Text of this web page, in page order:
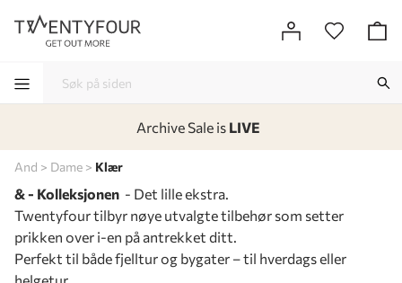
And Dame Klær
& - Kolleksjonen - Det lille ekstra.
Twentyfour tilbyr nøye utvalgte tilbehør som setter
prikken over i-en på antrekket ditt.
Perfekt til både fjelltur og bygater – til hverdags eller
Archive Sale is LIVE
-
-
-
-